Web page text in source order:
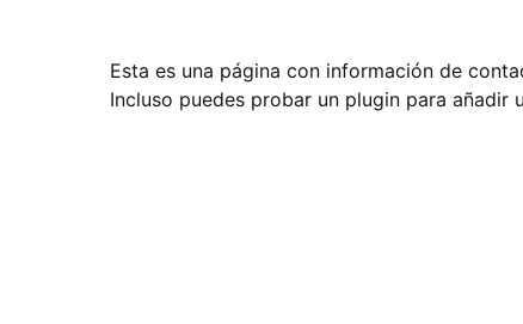
Esta es una página con información de
Incluso puedes probar un plugin para añadir